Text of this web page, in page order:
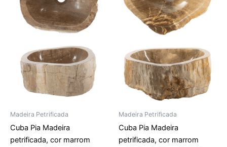
Madeira Petrificada
Cuba Pia Madeira
petrificada, cor marrom
Madeira Petrificada
Cuba Pia Madeira
petrificada, cor marrom